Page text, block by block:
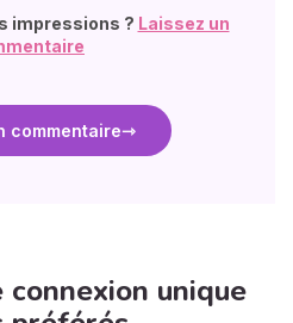
impressions ? Laissez un
commentaire
connexion unique